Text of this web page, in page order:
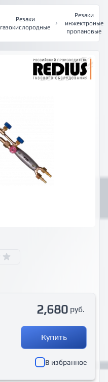
Резаки
газокислородные
Резаки
инжектроные
пропановые
2,680 руб.
Купить
В избранное